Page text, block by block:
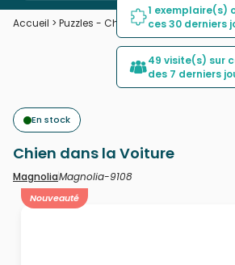
Accueil > Puzzles - Chiens>Chien dans la
En stock
Chien dans la Voiture
MagnoliaMagnolia-9108
Nouveauté
1 exemplaire(s)
ces 30 derniers
49 visite(s) sur
des 7 derniers